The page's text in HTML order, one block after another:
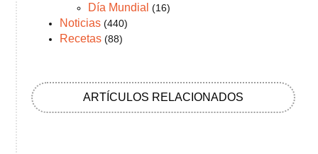
Día Mundial (16)
Noticias (440)
Recetas (88)
ARTÍCULOS RELACIONADOS